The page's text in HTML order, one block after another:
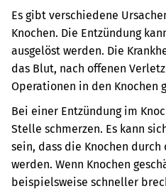
Es gibt verschiedene
Knochen. Die Entzündung
ausgelöst werden. Die
das Blut, nach offenen
Operationen in den Knochen
Bei einer Entzündung im
Stelle schmerzen. Es kann
sein, dass die Knochen
werden. Wenn Knochen
beispielsweise schneller